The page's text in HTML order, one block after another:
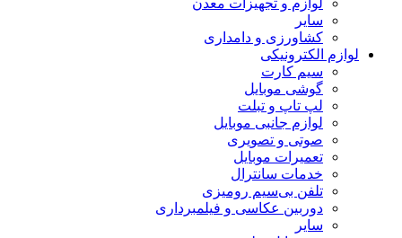
لوازم و تجهیزات معدن
سایر
کشاورزی و دامداری
لوازم الکترونیکی
سیم کارت
گوشی موبایل
لپ تاپ و تبلت
لوازم جانبی موبایل
صوتی و تصویری
تعمیرات موبایل
خدمات سانترال
تلفن بی‌سیم رومیزی
دوربین عکاسی و فیلمبرداری
سایر